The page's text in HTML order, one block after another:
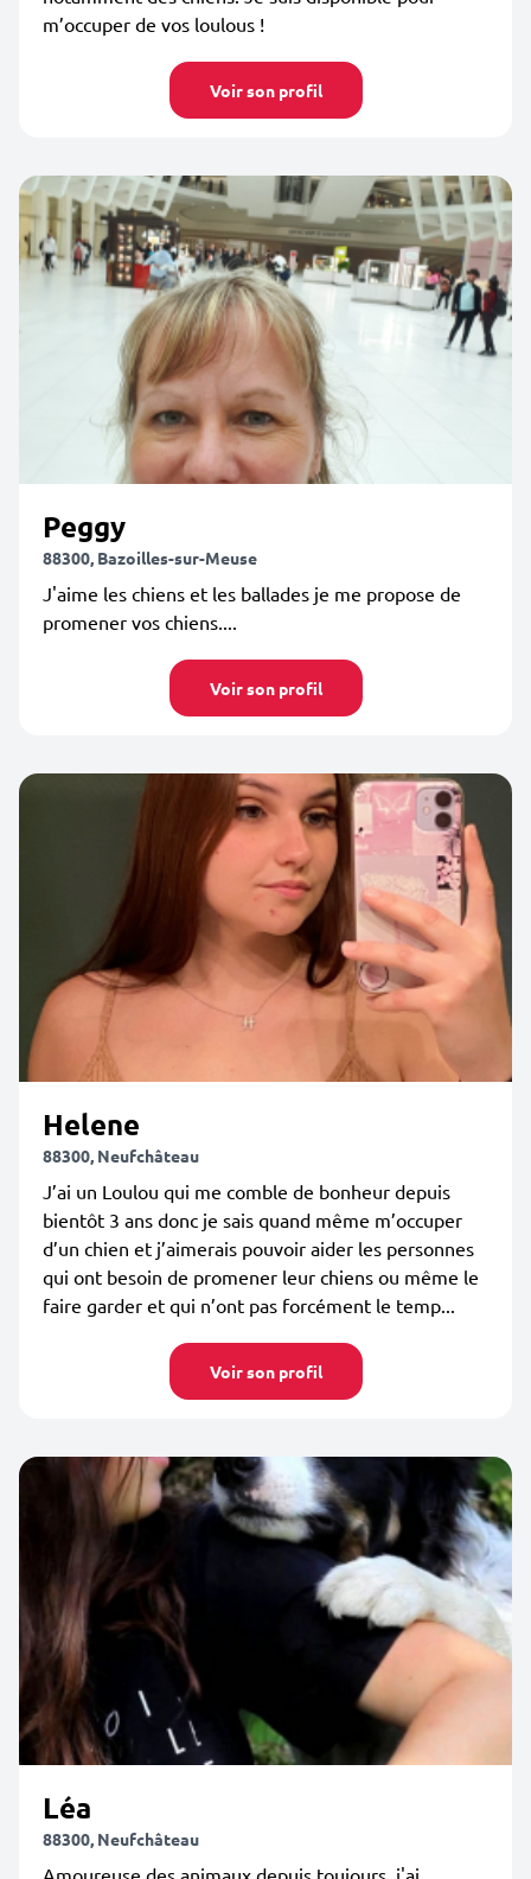
m’occuper de vos loulous !
Voir son profil
Peggy
88300, Bazoilles-sur-Meuse
J'aime les chiens et les ballades je me propose de
promener vos chiens....
Voir son profil
Helene
88300, Neufchâteau
J’ai un Loulou qui me comble de bonheur depuis
bientôt 3 ans donc je sais quand même m’occuper
d’un chien et j’aimerais pouvoir aider les personnes
qui ont besoin de promener leur chiens ou même le
faire garder et qui n’ont pas forcément le temp...
Voir son profil
Léa
88300, Neufchâteau
Amoureuse des animaux depuis toujours, j'ai